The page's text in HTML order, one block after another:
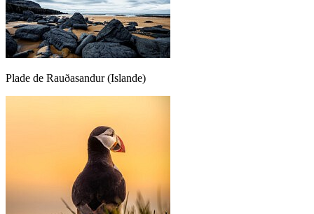
Plade de Rauðasandur (Islande)